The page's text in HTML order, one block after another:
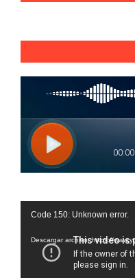
Reproductor
vídeo
Code 150: Unknown error.
Descargar archivo: https://